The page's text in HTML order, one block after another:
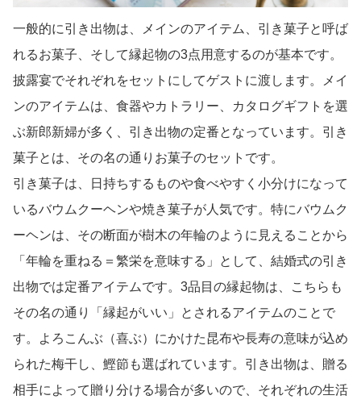
一般的に引き出物は、メインのアイテム、引き菓子と呼ば
れるお菓子、そして縁起物の3点用意するのが基本です。
披露宴でそれぞれをセットにしてゲストに渡します。メイ
ンのアイテムは、食器やカトラリー、カタログギフトを選
ぶ新郎新婦が多く、引き出物の定番となっています。引き
菓子とは、その名の通りお菓子のセットです。
引き菓子は、日持ちするものや食べやすく小分けになって
いるバウムクーヘンや焼き菓子が人気です。特にバウムク
ーヘンは、その断面が樹木の年輪のように見えることから
「年輪を重ねる＝繁栄を意味する」として、結婚式の引き
出物では定番アイテムです。3品目の縁起物は、こちらも
その名の通り「縁起がいい」とされるアイテムのことで
す。よろこんぶ（喜ぶ）にかけた昆布や長寿の意味が込め
られた梅干し、鰹節も選ばれています。引き出物は、贈る
相手によって贈り分ける場合が多いので、それぞれの生活